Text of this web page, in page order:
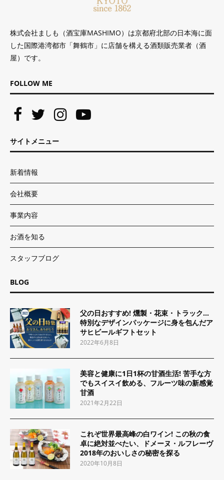
株式会社ましも（酒宝庫MASHIMO）は京都府北部の日本海に面
した国際港湾都市「舞鶴市」に店舗を構える酒類販売業者（酒
屋）です。
FOLLOW ME
サイトメニュー
新着情報
会社概要
事業内容
お酒を知る
スタッフブログ
BLOG
父の日おすすめ! 燻製・花束・トラック…
特別なデザインパッケージに身を包んだア
サヒビールギフトセット
2022年6月8日
美容と健康に1日1杯の甘酒生活! 苦手な方
でもスイスイ飲める、フルーツ味の新感覚
甘酒
2021年2月22日
これぞ世界最高峰の白ワイン! この秋の食
卓に絶対並べたい、ドメーヌ・ルフレーヴ
2018年のおいしさの秘密を探る
2020年10月8日